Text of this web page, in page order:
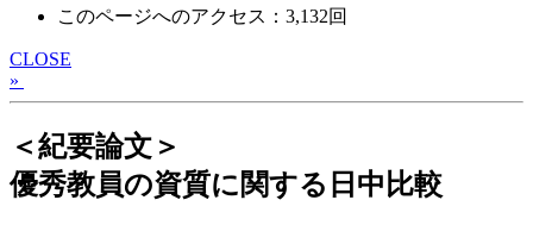
このページへのアクセス：3,132回
CLOSE
»
＜紀要論文＞
優秀教員の資質に関する日中比較